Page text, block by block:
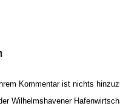
Kommentar ist nichts
Wilhelmshavener